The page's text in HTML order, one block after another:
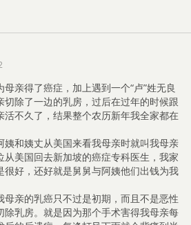
亲得了癌症，加上遇到一个“卢”姓无良
切除了一边的乳房，过后在过年的时候跟
活不久了，结果整个农历新年我全家都在
姨和姨丈从美国来看我母亲时就叫我母亲
从美国回去新加坡的癌症专科医生，我家
很好，还好就是舅舅与阿姨他们出钱为我
母亲的乳癌只不过是初期，而且不是恶性
除乳房。就是因为那个手术害得我母亲每